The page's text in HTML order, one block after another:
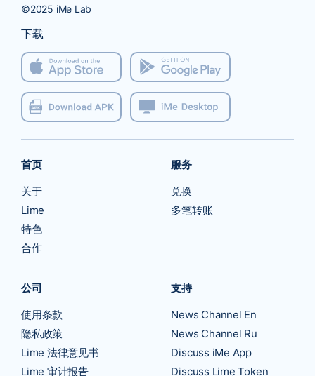
下载
首页
关于
Lime
特色
合作
服务
兑换
多笔转账
公司
使用条款
隐私政策
Lime 法律意见书
Lime 审计报告
支持
News Channel En
News Channel Ru
Discuss iMe App
Discuss Lime Token